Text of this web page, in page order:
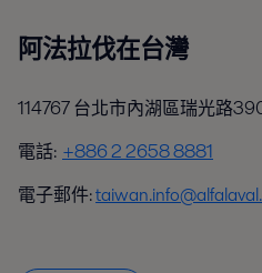
阿法拉伐在台灣
114767 台北市內湖區瑞光路
電話: +886 2 2658 8881
電子郵件: